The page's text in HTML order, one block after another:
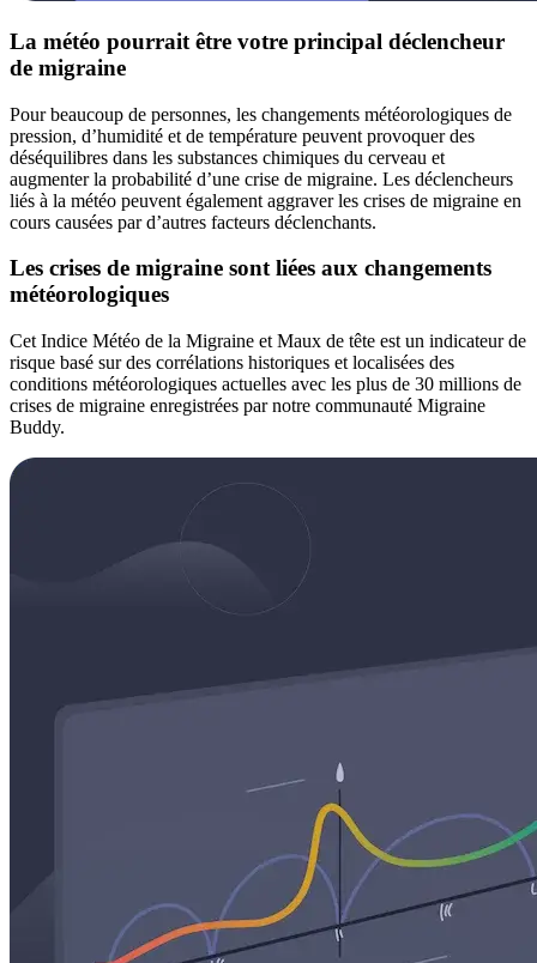
La météo pourrait être votre principal déclencheur
de migraine
Pour beaucoup de personnes, les changements météorologiques de
pression, d’humidité et de température peuvent provoquer des
déséquilibres dans les substances chimiques du cerveau et
augmenter la probabilité d’une crise de migraine. Les déclencheurs
liés à la météo peuvent également aggraver les crises de migraine en
cours causées par d’autres facteurs déclenchants.
Les crises de migraine sont liées aux changements
météorologiques
Cet Indice Météo de la Migraine et Maux de tête est un indicateur de
risque basé sur des corrélations historiques et localisées des
conditions météorologiques actuelles avec les plus de 30 millions de
crises de migraine enregistrées par notre communauté Migraine
Buddy.